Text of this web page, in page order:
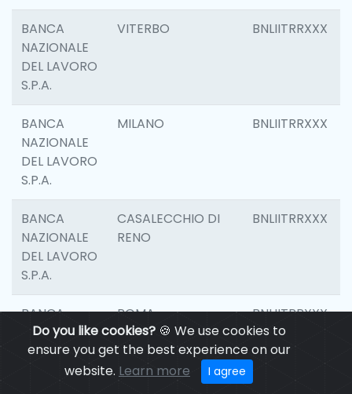
Do you like cookies?🍪 We use cookies to
ensure you get the best experience on our
website. Learn more I agree
BANCA
NAZIONALE
DEL LAVORO
S.P.A.
VITERBO BNLIITRRXXX
BANCA
NAZIONALE
DEL LAVORO
S.P.A.
MILANO BNLIITRRXXX
BANCA
NAZIONALE
DEL LAVORO
S.P.A.
CASALECCHIO DI
RENO
BNLIITRRXXX
BANCA
NAZIONALE
DEL LAVORO
ROMA BNLIITRRXXX